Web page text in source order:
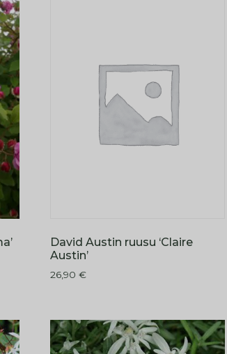
David Austin ruusu ‘Claire
Austin’
26,90 €